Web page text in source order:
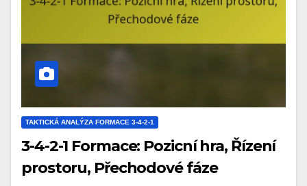
TAKTICKÁ ANALÝZA FORMACE 3-4-2-1
3-4-2-1 Formace: Pozicní hra, Řízení
prostoru, Přechodové fáze